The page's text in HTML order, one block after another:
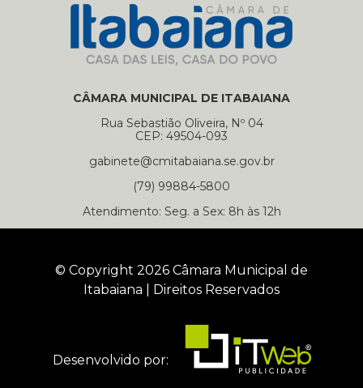
CÂMARA MUNICIPAL DE ITABAIANA
Rua Sebastião Oliveira, Nº 04
CEP: 49504-093
gabinete@cmitabaiana.se.gov.br
(79) 99884-5800
Atendimento: Seg. a Sex: 8h às 12h
© Copyright 2026 Câmara Municipal de
Itabaiana | Direitos Reservados
Desenvolvido por: